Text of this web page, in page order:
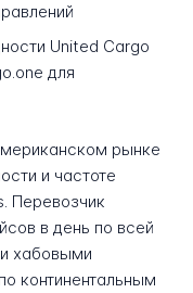
United Cargo
для
рынке
и частоте
Перевозчик
в день по всей
хабовыми
континентальным